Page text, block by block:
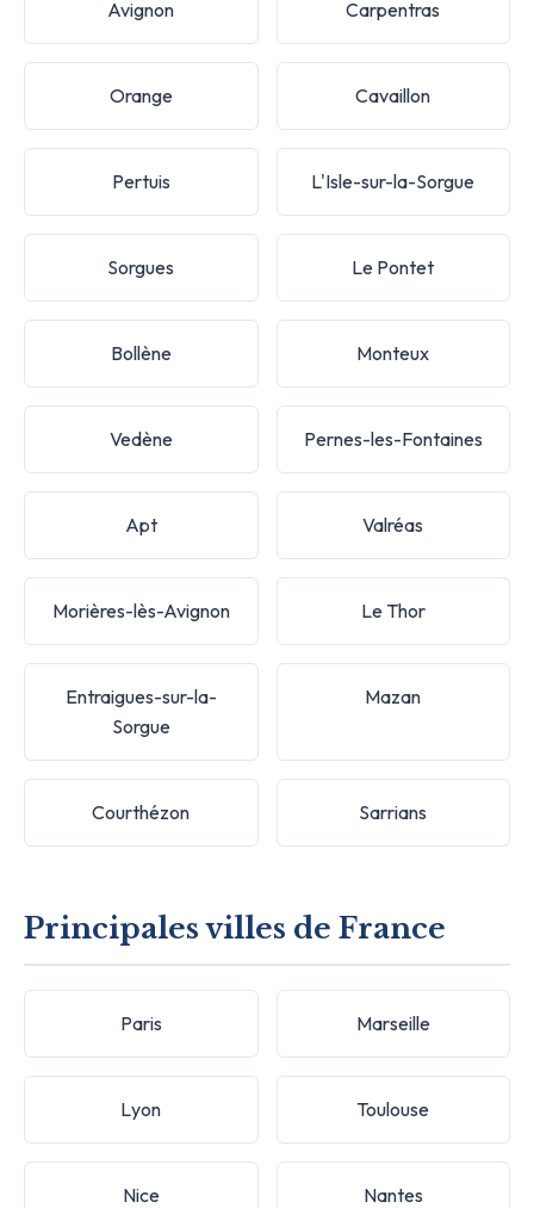
Avignon Carpentras
Orange Cavaillon
Pertuis L'Isle-sur-la-Sorgue
Sorgues Le Pontet
Bollène Monteux
Vedène Pernes-les-Fontaines
Apt Valréas
Morières-lès-Avignon Le Thor
Entraigues-sur-la-
Sorgue
Mazan
Courthézon Sarrians
Principales villes de France
Paris Marseille
Lyon Toulouse
Nice Nantes